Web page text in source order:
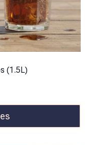
(1.5L)